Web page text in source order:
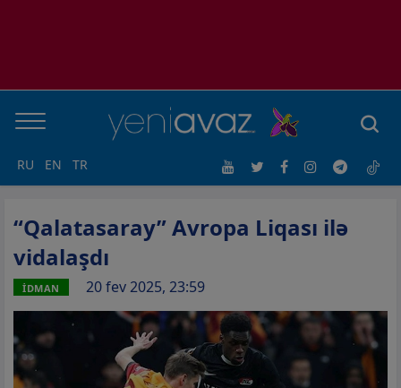
RU EN TR
“Qalatasaray” Avropa Liqası ilə
vidalaşdı
İDMAN 20 fev 2025, 23:59